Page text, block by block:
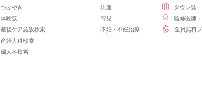
つぶやき
体験談
産後ケア施設検索
産婦人科検索
婦人科検索
出産
育児
不妊・不妊治療
タウン誌
監修医師
全員無料